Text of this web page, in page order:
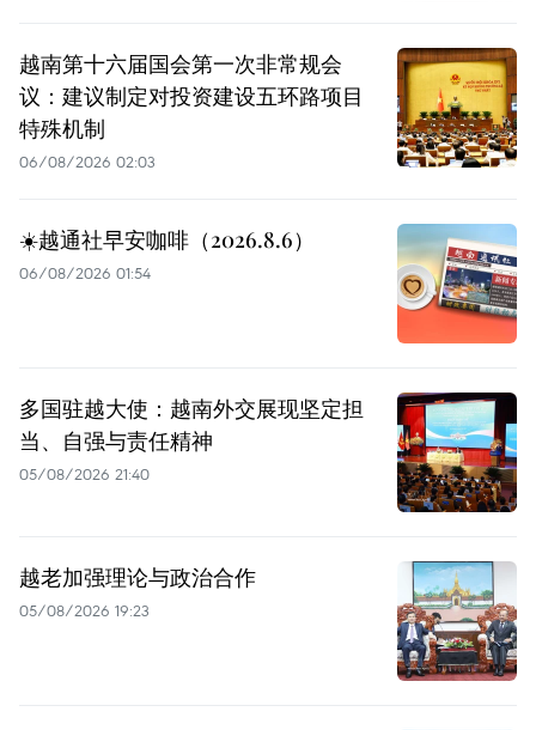
越南第十六届国会第一次非常规会
议：建议制定对投资建设五环路项目
特殊机制
06/08/2026 02:03
☀️越通社早安咖啡（2026.8.6）
06/08/2026 01:54
多国驻越大使：越南外交展现坚定担
当、自强与责任精神
05/08/2026 21:40
越老加强理论与政治合作
05/08/2026 19:23